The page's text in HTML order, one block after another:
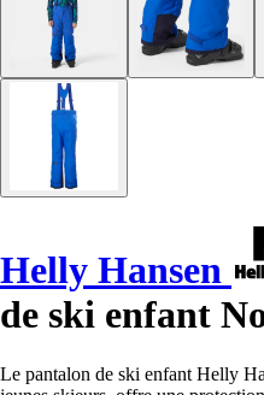
Helly Hansen
de ski enfant
Le pantalon de ski enfant Helly